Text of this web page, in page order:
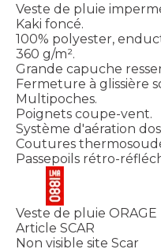
Veste de pluie
Kaki foncé.
100% polyester,
360 g/m².
Grande capuche
Fermeture à glissière
Multipoches.
Poignets coupe-vent.
Système d'aération
Coutures
Passepoils rétro-
Veste de pluie ORAGE
Article SCAR
Non visible site Scar